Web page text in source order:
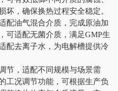
坏，确保换热过程安全稳定。
配油气混合介质，完成原油加
可适配无菌介质，满足GMP生
配去离子水，为电解槽提供冷
，适配不同规模与场景需
工况调节功能，可根据生产负